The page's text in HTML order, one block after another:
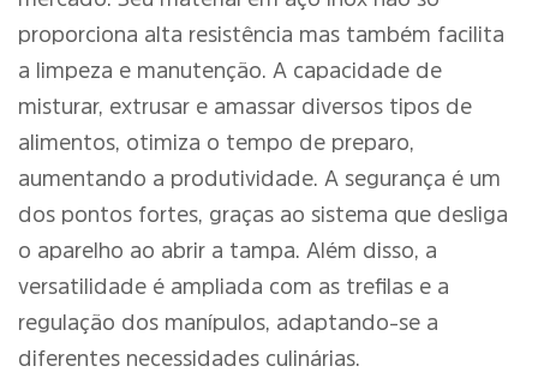
proporciona alta resistência mas também facilita
a limpeza e manutenção. A capacidade de
misturar, extrusar e amassar diversos tipos de
alimentos, otimiza o tempo de preparo,
aumentando a produtividade. A segurança é um
dos pontos fortes, graças ao sistema que desliga
o aparelho ao abrir a tampa. Além disso, a
versatilidade é ampliada com as trefilas e a
regulação dos manípulos, adaptando-se a
diferentes necessidades culinárias.